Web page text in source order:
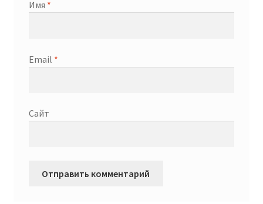
Имя *
Email *
Сайт